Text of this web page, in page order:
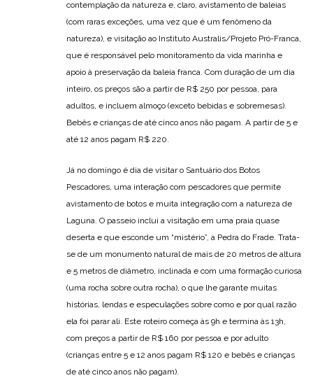
contemplação da natureza e, claro, avistamento de baleias
(com raras exceções, uma vez que é um fenômeno da
natureza), e visitação ao Instituto Australis/Projeto Pró-Franca,
que é responsável pelo monitoramento da vida marinha e
apoio à preservação da baleia franca. Com duração de um dia
inteiro, os preços são a partir de R$ 250 por pessoa, para
adultos, e incluem almoço (exceto bebidas e sobremesas).
Bebês e crianças de até cinco anos não pagam. A partir de 5 e
até 12 anos pagam R$ 220.
Já no domingo é dia de visitar o Santuário dos Botos
Pescadores, uma interação com pescadores que permite
avistamento de botos e muita integração com a natureza de
Laguna. O passeio inclui a visitação em uma praia quase
deserta e que esconde um “mistério”, a Pedra do Frade. Trata-
se de um monumento natural de mais de 20 metros de altura
e 5 metros de diâmetro, inclinada e com uma formação curiosa
(uma rocha sobre outra rocha), o que lhe garante muitas
histórias, lendas e especulações sobre como e por qual razão
ela foi parar ali. Este roteiro começa às 9h e termina às 13h,
com preços a partir de R$ 160 por pessoa e por adulto
(crianças entre 5 e 12 anos pagam R$ 120 e bebês e crianças
de até cinco anos não pagam).